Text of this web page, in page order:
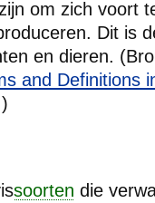
om zich voort
Dit is
en dieren.
and Definitions
soorten die